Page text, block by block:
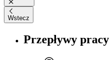
Wstecz
Przepływy pracy